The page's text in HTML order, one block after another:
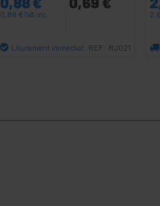
0,88 € IVA inc.
Lliurament immediat REF: RJ021